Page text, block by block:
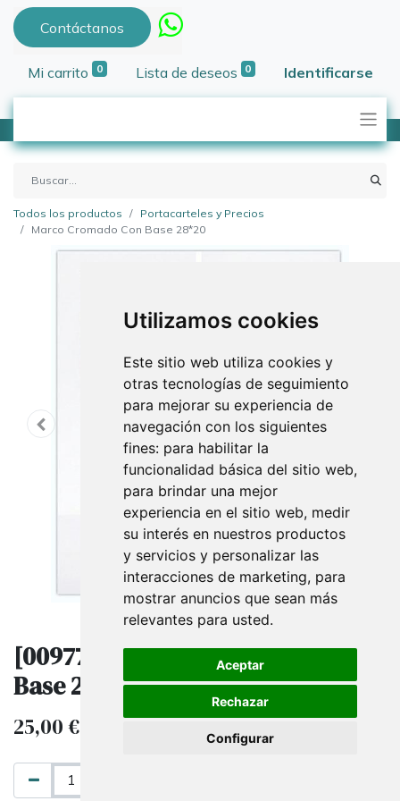
Utilizamos cookies
Este sitio web utiliza cookies y
otras tecnologías de seguimiento
para mejorar su experiencia de
navegación con los siguientes
fines: para habilitar la
funcionalidad básica del sitio web,
para brindar una mejor
experiencia en el sitio web, medir
su interés en nuestros productos
y servicios y personalizar las
interacciones de marketing, para
mostrar anuncios que sean más
relevantes para usted.
Aceptar
Rechazar
Configurar
Contáctanos
Mi carrito 0 Lista de deseos 0 Identificarse
Todos los productos
Portacarteles y Precios
Marco Cromado Con Base 28*20
[009776] Marco Cromado Con
Base 28*20
25,00€